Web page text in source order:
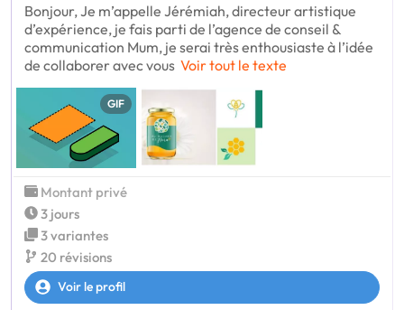
Bonjour, Je m’appelle Jérémiah, directeur artistique
d’expérience, je fais parti de l’agence de conseil &
communication Mum, je serai très enthousiaste à l’idée
de collaborer avec vous Voir tout le texte
GIF
Montant privé
3 jours
3 variantes
20 révisions
Voir le profil